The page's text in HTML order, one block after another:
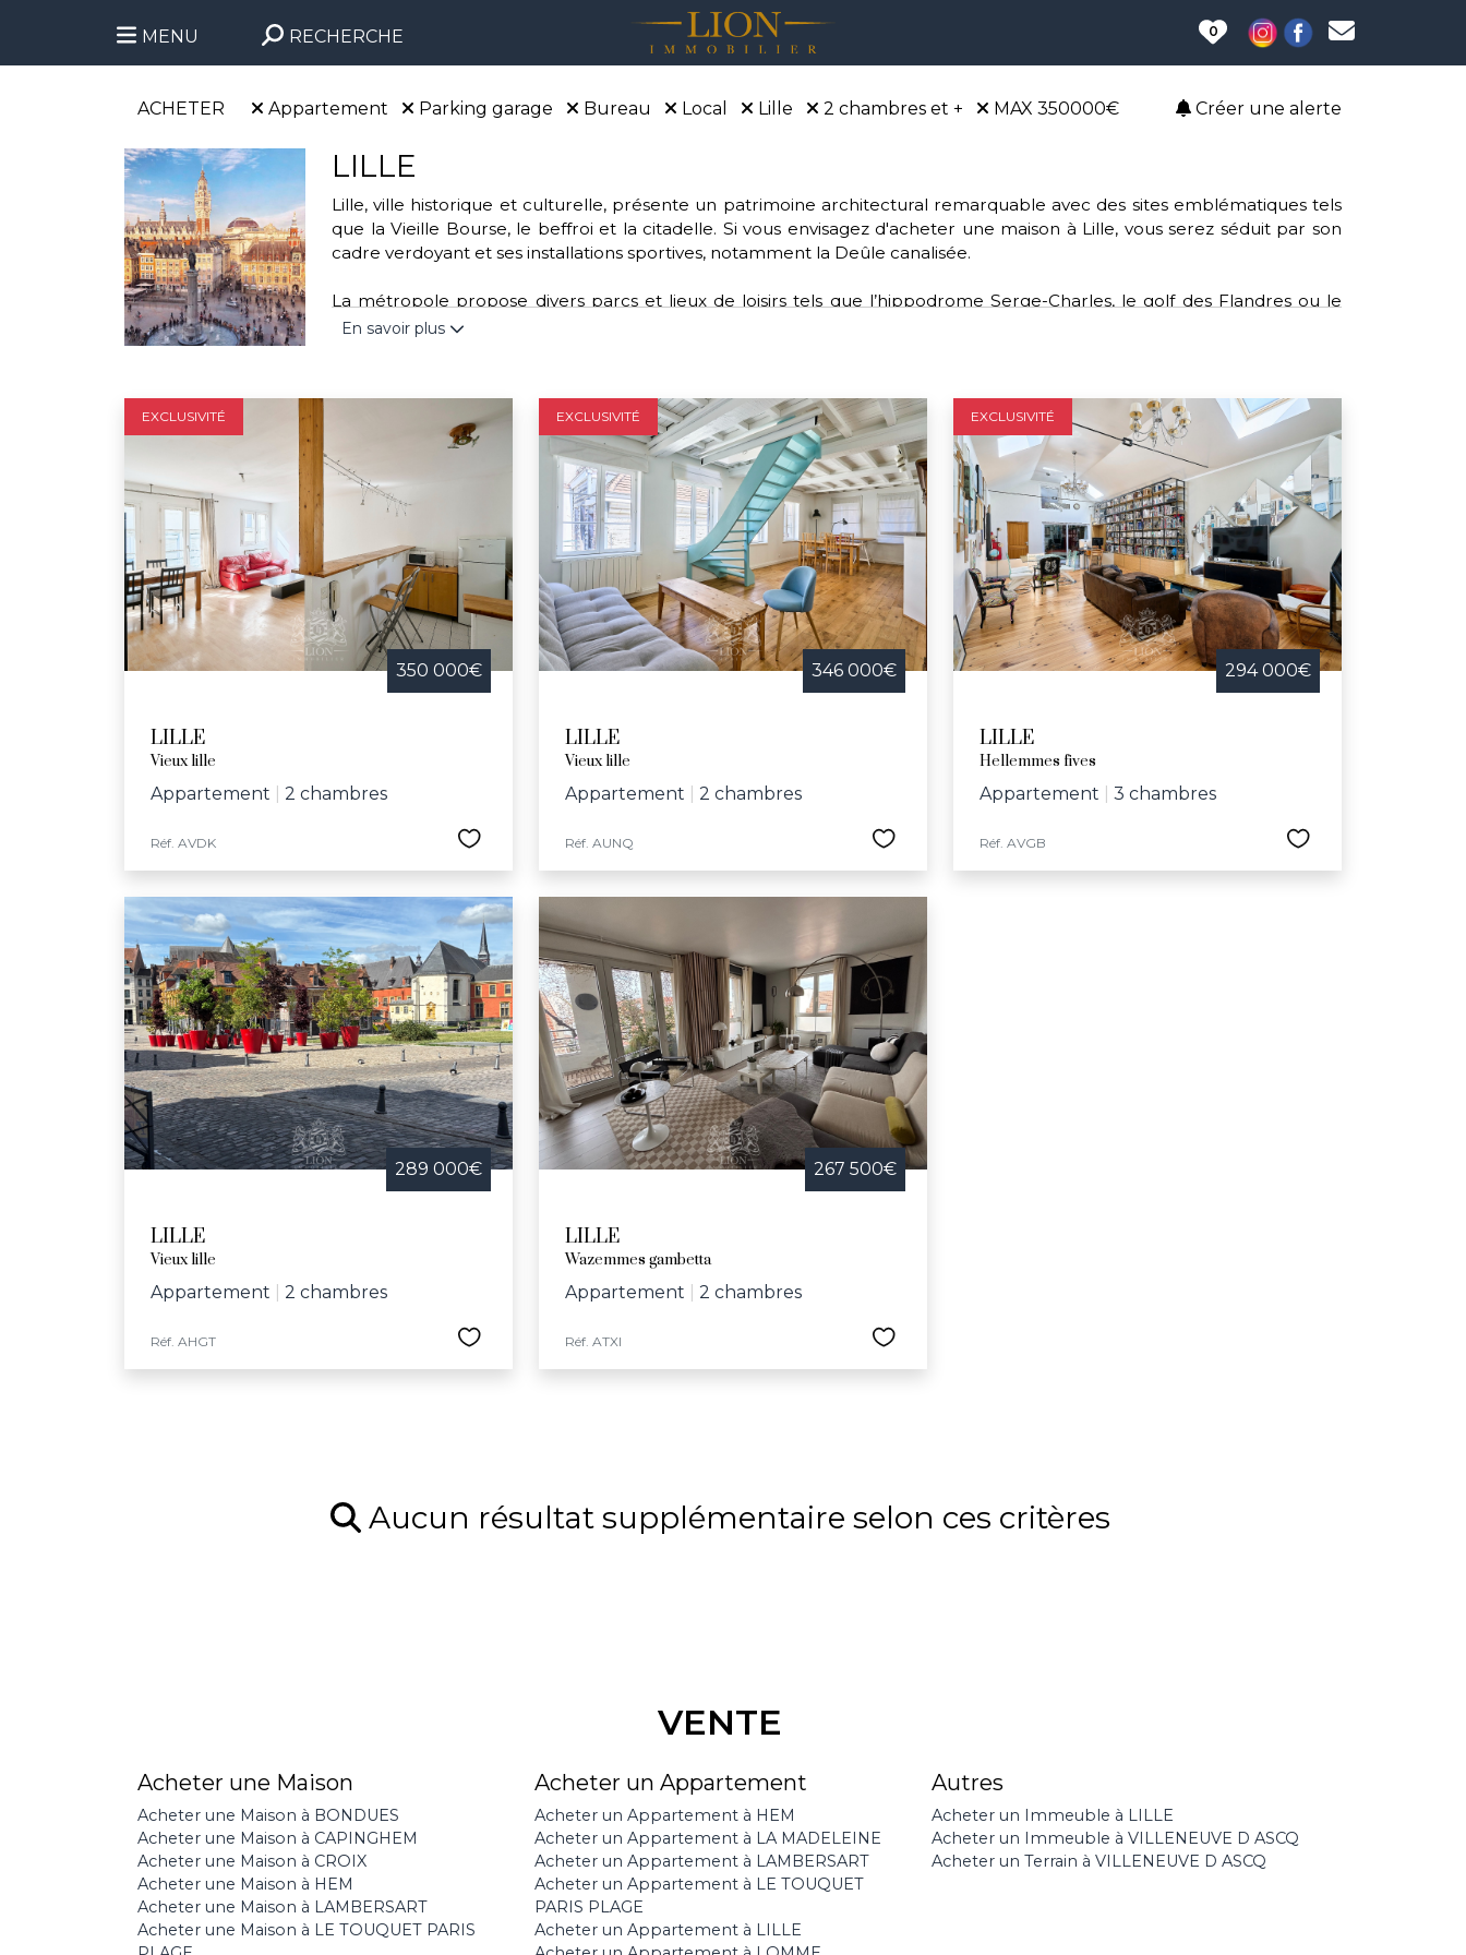
MENU RECHERCHE 0
Créer une alerte
ACHETER Appartement Parking garage Bureau Local Lille 2 chambres et + MAX 350000€
LILLE
Lille, ville historique et culturelle, présente un patrimoine architectural remarquable avec des sites emblématiques tels
que la Vieille Bourse, le beffroi et la citadelle. Si vous envisagez d'acheter une maison à Lille, vous serez séduit par son
cadre verdoyant et ses installations sportives, notamment la Deûle canalisée.
La métropole propose divers parcs et lieux de loisirs tels que l’hippodrome Serge-Charles, le golf des Flandres ou le
parc de la Citadelle. Pour les amateurs de sports, Lille offre une diversité de clubs tels que le rugby, le volley-ball et le
Engagée dans des actions environnementales, de santé, d'éducation et de culture, Lille soutient des causes telles que
l'association “Mon bonnet rose” pour les femmes atteintes d'un cancer du sein et l'opération de broyage mobile pour
valoriser les déchets verts.
Festive et conviviale, la ville propose tout au long de l'année des animations telles que la Braderie de Lille, la nuit des
bibliothèques, le concert pour l’école Vanoverschelde et la semaine bleue dédiée aux aînés. Avec son riche réseau
d'infrastructures culturelles et sportives, comprenant le Palais des Beaux-Arts, le Grand Palais, le conservatoire
communal et l’école Jeannine-Manuel, Lille offre un cadre idéal pour ceux cherchant une maison à vendre dans une ville
dynamique et bienveillante.
En savoir plus
EXCLUSIVITÉ
350 000€
LILLE
Vieux lille
Appartement 2 chambres
Réf. AVDK
EXCLUSIVITÉ
346 000€
LILLE
Vieux lille
Appartement 2 chambres
Réf. AUNQ
EXCLUSIVITÉ
294 000€
LILLE
Hellemmes fives
Appartement 3 chambres
Réf. AVGB
289 000€
LILLE
Vieux lille
Appartement 2 chambres
Réf. AHGT
267 500€
LILLE
Wazemmes gambetta
Appartement 2 chambres
Réf. ATXI
Aucun résultat supplémentaire selon ces critères
VENTE
Acheter une Maison
Acheter une Maison à BONDUES
Acheter une Maison à CAPINGHEM
Acheter une Maison à CROIX
Acheter une Maison à HEM
Acheter une Maison à LAMBERSART
Acheter une Maison à LE TOUQUET PARIS
Acheter un Appartement
Acheter un Appartement à HEM
Acheter un Appartement à LA MADELEINE
Acheter un Appartement à LAMBERSART
Acheter un Appartement à LE TOUQUET
PARIS PLAGE
Acheter un Appartement à LILLE
Autres
Acheter un Immeuble à LILLE
Acheter un Immeuble à VILLENEUVE D ASCQ
Acheter un Terrain à VILLENEUVE D ASCQ